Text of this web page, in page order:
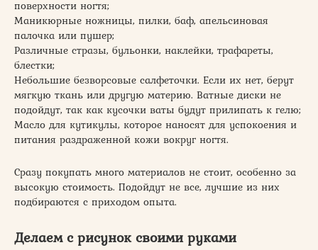
поверхности ногтя;
Маникюрные ножницы, пилки, баф, апельсиновая
палочка или пушер;
Различные стразы, бульонки, наклейки, трафареты,
блестки;
Небольшие безворсовые салфеточки. Если их нет, берут
мягкую ткань или другую материю. Ватные диски не
подойдут, так как кусочки ваты будут прилипать к гелю;
Масло для кутикулы, которое наносят для успокоения и
питания раздраженной кожи вокруг ногтя.
Сразу покупать много материалов не стоит, особенно за
высокую стоимость. Подойдут не все, лучшие из них
подбираются с приходом опыта.
Делаем с рисунок своими руками